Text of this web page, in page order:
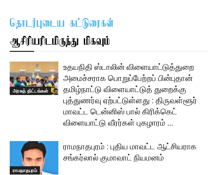
தொடர்புடைய கட்டுரைகள்
ஆசிரியரிடமிருந்து மிகவும்
அரசுத் திட்டங்கள்
உதயநிதி ஸ்டாலின் விளையாட்டுத்துறை
அமைச்சராக பொறுப்பேற்றப் பின்புதான்
தமிழ்நாட்டு விளையாட்டுத் துறைக்கு
புத்துணர்வு ஏற்பட்டுள்ளது : திருவள்ளூர்
மாவட்ட டென்னிஸ் பால் கிரிக்கெட்
விளையாட்டு வீரர்கள் புகழாரம் …
ராமநாதபுரம்
ராமநாதபுரம் : புதிய மாவட்ட ஆட்சியராக
சங்கர்லால் குமாவாட் நியமனம்